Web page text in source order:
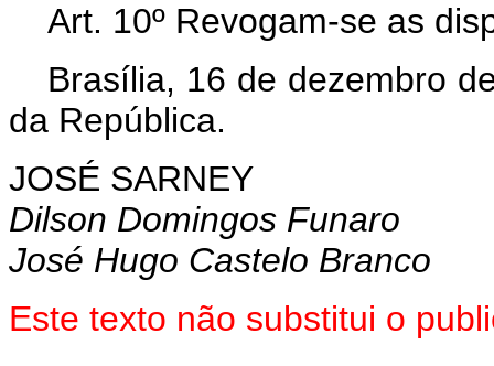
Art. 10º Revogam-se as
Brasília, 16 de dezembro
da República.
JOSÉ SARNEY
Dilson Domingos Funaro
José Hugo Castelo Branco
Este texto não substitui o